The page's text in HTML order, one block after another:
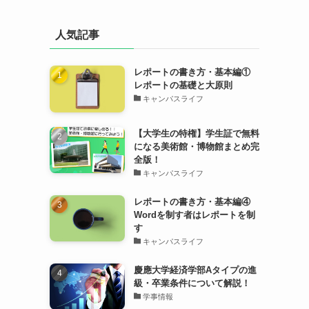
人気記事
レポートの書き方・基本編①
レポートの基礎と大原則
キャンパスライフ
【大学生の特権】学生証で無料
になる美術館・博物館まとめ完
全版！
キャンパスライフ
レポートの書き方・基本編④
Wordを制す者はレポートを制
す
キャンパスライフ
慶應大学経済学部Aタイプの進
級・卒業条件について解説！
学事情報